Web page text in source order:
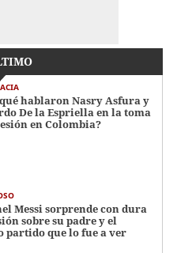
hablaron Nasry Asfura y
De la Espriella en la toma
en Colombia?
Messi sorprende con dura
sobre su padre y el
partido que lo fue a ver